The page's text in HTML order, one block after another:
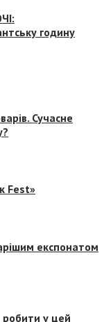
годину
Сучасне
Fest»
експонатом
у цей